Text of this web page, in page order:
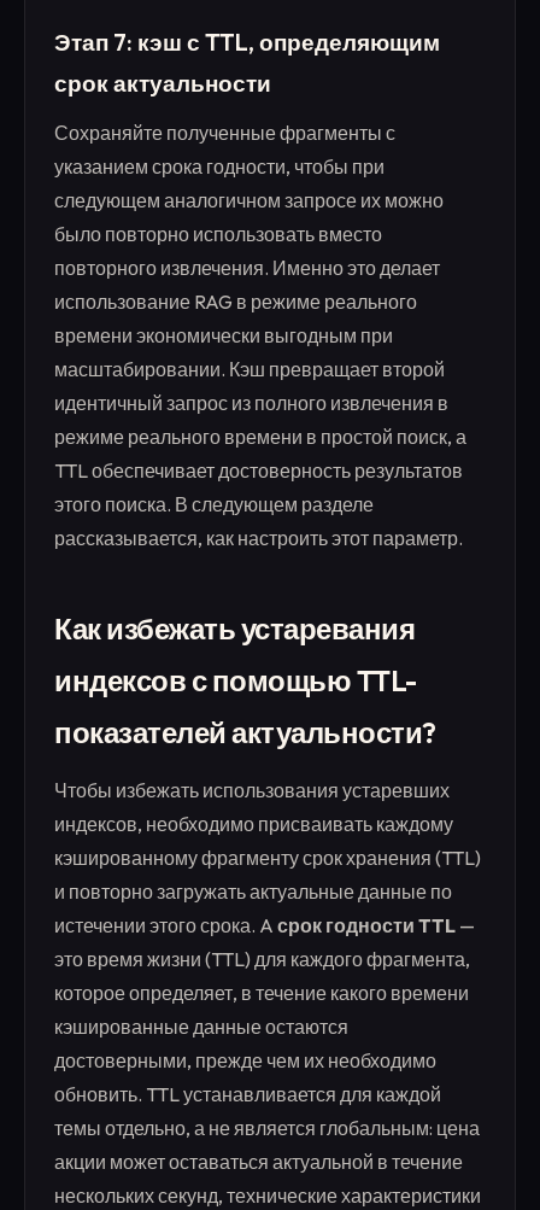
Этап 7: кэш с TTL, определяющим
срок актуальности
Сохраняйте полученные фрагменты с
указанием срока годности, чтобы при
следующем аналогичном запросе их можно
было повторно использовать вместо
повторного извлечения. Именно это делает
использование RAG в режиме реального
времени экономически выгодным при
масштабировании. Кэш превращает второй
идентичный запрос из полного извлечения в
режиме реального времени в простой поиск, а
TTL обеспечивает достоверность результатов
этого поиска. В следующем разделе
рассказывается, как настроить этот параметр.
Как избежать устаревания
индексов с помощью TTL-
показателей актуальности?
Чтобы избежать использования устаревших
индексов, необходимо присваивать каждому
кэшированному фрагменту срок хранения (TTL)
и повторно загружать актуальные данные по
истечении этого срока. A срок годности TTL —
это время жизни (TTL) для каждого фрагмента,
которое определяет, в течение какого времени
кэшированные данные остаются
достоверными, прежде чем их необходимо
обновить. TTL устанавливается для каждой
темы отдельно, а не является глобальным: цена
акции может оставаться актуальной в течение
нескольких секунд, технические характеристики